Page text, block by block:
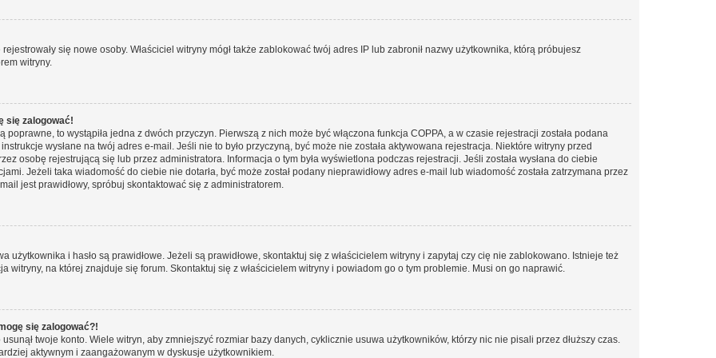
się nowe osoby. Właściciel witryny mógł także zablokować twój adres IP lub zabronił nazwy użytkownika, którą próbujesz
witryny.
się zalogować!
to wystąpiła jedna z dwóch przyczyn. Pierwszą z nich może być włączona funkcja COPPA, a w czasie rejestracji została podana
wysłane na twój adres e-mail. Jeśli nie to było przyczyną, być może nie została aktywowana rejestracja. Niektóre witryny przed
osobę rejestrującą się lub przez administratora. Informacja o tym była wyświetlona podczas rejestracji. Jeśli została wysłana do ciebie
Jeżeli taka wiadomość do ciebie nie dotarła, być może został podany nieprawidłowy adres e-mail lub wiadomość została zatrzymana przez
jest prawidłowy, spróbuj skontaktować się z administratorem.
użytkownika i hasło są prawidłowe. Jeżeli są prawidłowe, skontaktuj się z właścicielem witryny i zapytaj czy cię nie zablokowano. Istnieje też
witryny, na której znajduje się forum. Skontaktuj się z właścicielem witryny i powiadom go o tym problemie. Musi on go naprawić.
się zalogować?!
twoje konto. Wiele witryn, aby zmniejszyć rozmiar bazy danych, cyklicznie usuwa użytkowników, którzy nic nie pisali przez dłuższy czas.
aktywnym i zaangażowanym w dyskusje użytkownikiem.